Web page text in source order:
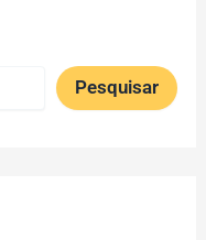
Pesquisar